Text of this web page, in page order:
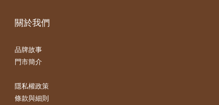
關於我們
品牌故事
門市簡介
隱私權政策
條款與細則